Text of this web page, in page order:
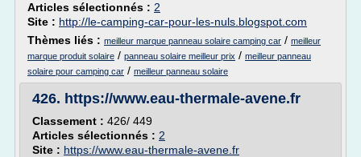
Articles sélectionnés : 2
Site : http://le-camping-car-pour-les-nuls.blogspot.com
Thèmes liés : meilleur marque panneau solaire camping car / meilleur
marque produit solaire / panneau solaire meilleur prix / meilleur panneau
solaire pour camping car / meilleur panneau solaire
426. https://www.eau-thermale-avene.fr
Classement : 426/ 449
Articles sélectionnés : 2
Site : https://www.eau-thermale-avene.fr